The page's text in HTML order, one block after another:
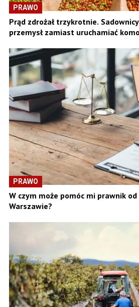
PRAWO
Prąd zdrożał trzykrotnie.
przemysł zamiast uruchamiać
PRAWO
W czym może pomóc mi prawnik
Warszawie?